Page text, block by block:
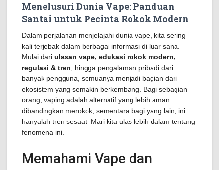
Menelusuri Dunia Vape: Panduan
Santai untuk Pecinta Rokok Modern
Dalam perjalanan menjelajahi dunia vape, kita sering
kali terjebak dalam berbagai informasi di luar sana.
Mulai dari ulasan vape, edukasi rokok modern,
regulasi & tren , hingga pengalaman pribadi dari
banyak pengguna, semuanya menjadi bagian dari
ekosistem yang semakin berkembang. Bagi sebagian
orang, vaping adalah alternatif yang lebih aman
dibandingkan merokok, sementara bagi yang lain, ini
hanyalah tren sesaat. Mari kita ulas lebih dalam tentang
fenomena ini.
Memahami Vape dan